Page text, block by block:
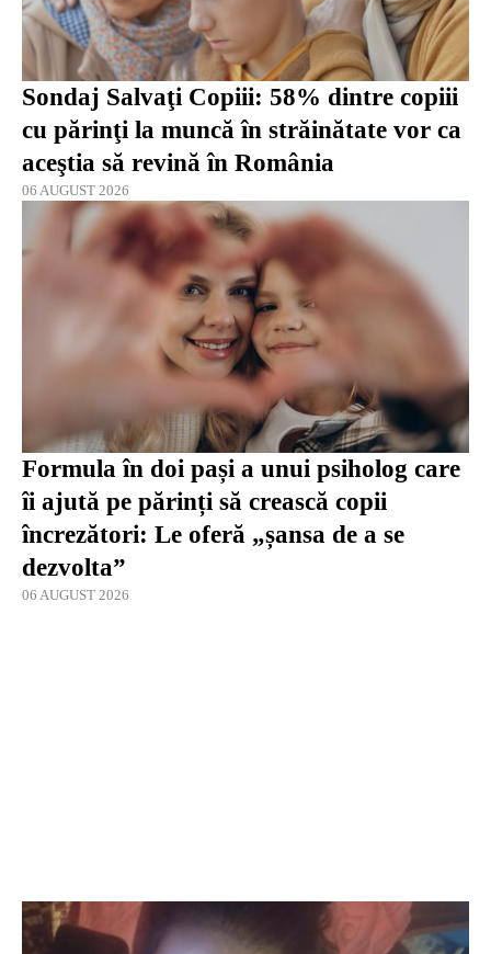
Sondaj Salvaţi Copiii: 58% dintre copiii
cu părinţi la muncă în străinătate vor ca
aceştia să revină în România
06 AUGUST 2026
Formula în doi pași a unui psiholog care
îi ajută pe părinți să crească copii
încrezători: Le oferă „șansa de a se
dezvolta”
06 AUGUST 2026